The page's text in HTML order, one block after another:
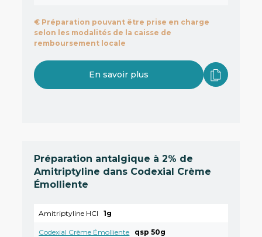
€ Préparation pouvant être prise en charge
selon les modalités de la caisse de
remboursement locale
En savoir plus
Préparation antalgique à 2% de
Amitriptyline dans Codexial Crème
Émolliente
Amitriptyline HCl 1g
Codexial Crème Émolliente qsp 50g